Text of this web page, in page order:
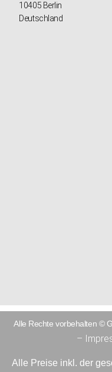
10405 Berlin
Deutschland
Alle Rechte vorbehalten ©
–
Alle Preise inkl. der